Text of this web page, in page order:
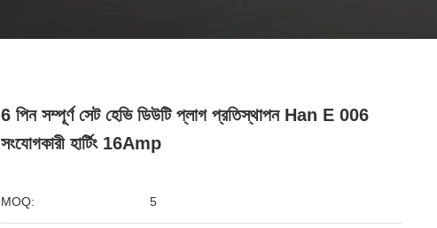
6 পিন সম্পূর্ণ সেট হেভি ডিউটি ​​প্লাগ প্রতিস্থাপন Han E 006
সংযোগকারী হার্টিং 16Amp
MOQ: 5